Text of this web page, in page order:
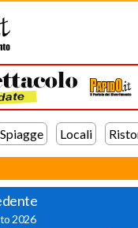
Spiagge Locali
2026